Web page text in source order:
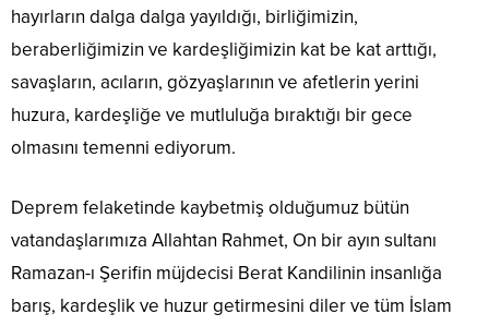
hayırların dalga dalga yayıldığı, birliğimizin,
beraberliğimizin ve kardeşliğimizin kat be kat arttığı,
savaşların, acıların, gözyaşlarının ve afetlerin yerini
huzura, kardeşliğe ve mutluluğa bıraktığı bir gece
olmasını temenni ediyorum.
Deprem felaketinde kaybetmiş olduğumuz bütün
vatandaşlarımıza Allahtan Rahmet, On bir ayın sultanı
Ramazan-ı Şerifin müjdecisi Berat Kandilinin insanlığa
barış, kardeşlik ve huzur getirmesini diler ve tüm İslam